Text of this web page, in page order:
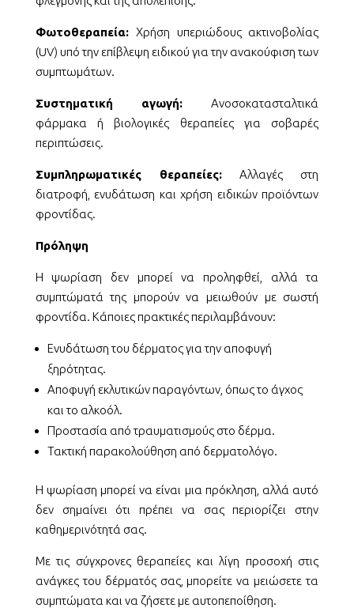
Φωτοθεραπεία:Χρήση υπεριώδους ακτινοβολίας
(UV) υπό την επίβλεψη ειδικού για την ανακούφιση των
συμπτωμάτων.
Συστηματική αγωγή:Ανοσοκατασταλτικά
φάρμακα ή βιολογικές θεραπείες για σοβαρές
περιπτώσεις.
Συμπληρωματικές θεραπείες:Αλλαγές στη
διατροφή, ενυδάτωση και χρήση ειδικών προϊόντων
φροντίδας.
Πρόληψη
Η ψωρίαση δεν μπορεί να προληφθεί, αλλά τα
συμπτώματά της μπορούν να μειωθούν με σωστή
φροντίδα. Κάποιες πρακτικές περιλαμβάνουν:
Ενυδάτωση του δέρματος για την αποφυγή
ξηρότητας.
Αποφυγή εκλυτικών παραγόντων, όπως το άγχος
και το αλκοόλ.
Προστασία από τραυματισμούς στο δέρμα.
Τακτική παρακολούθηση από δερματολόγο.
Η ψωρίαση μπορεί να είναι μια πρόκληση, αλλά αυτό
δεν σημαίνει ότι πρέπει να σας περιορίζει στην
καθημερινότητά σας.
Με τις σύγχρονες θεραπείες και λίγη προσοχή στις
ανάγκες του δέρματός σας, μπορείτε να μειώσετε τα
συμπτώματα και να ζήσετε με αυτοπεποίθηση.